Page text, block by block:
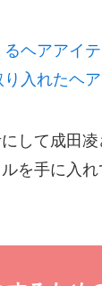
ヘアアイ
入れたヘ
して成田
を手に入